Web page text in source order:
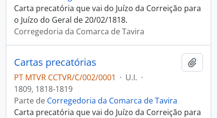
Carta precatória que vai do Juízo da Correição para
o Juízo do Geral de 20/02/1818.
Corregedoria da Comarca de Tavira
Cartas precatórias
PT MTVR CCTVR/C/002/0001 · U.I. ·
1809, 1818-1819
Parte de Corregedoria da Comarca de Tavira
Carta precatória que vai do Juízo da Correição para